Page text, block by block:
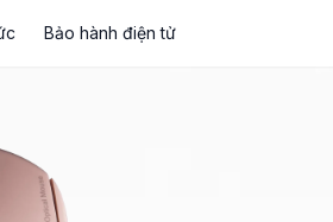
Bảo hành điện tử